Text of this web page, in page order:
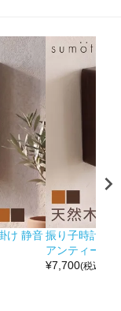
け 静音 振り子時計 木
アンティーク
¥7,700(税込)